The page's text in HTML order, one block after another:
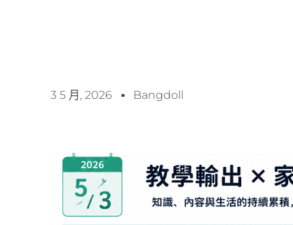
3 5 月, 2026 Bangdoll